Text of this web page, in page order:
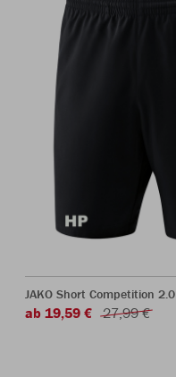
JAKO Short Competition 2.0
ab 19,59 € 27,99 €